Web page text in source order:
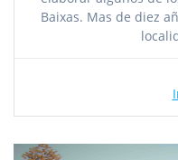
Baixas. Mas de diez